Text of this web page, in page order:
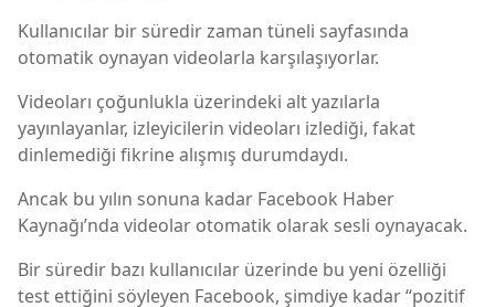
Kullanıcılar bir süredir zaman tüneli sayfasında
otomatik oynayan videolarla karşılaşıyorlar.
Videoları çoğunlukla üzerindeki alt yazılarla
yayınlayanlar, izleyicilerin videoları izlediği, fakat
dinlemediği fikrine alışmış durumdaydı.
Ancak bu yılın sonuna kadar Facebook Haber
Kaynağı’nda videolar otomatik olarak sesli oynayacak.
Bir süredir bazı kullanıcılar üzerinde bu yeni özelliği
test ettiğini söyleyen Facebook, şimdiye kadar “pozitif